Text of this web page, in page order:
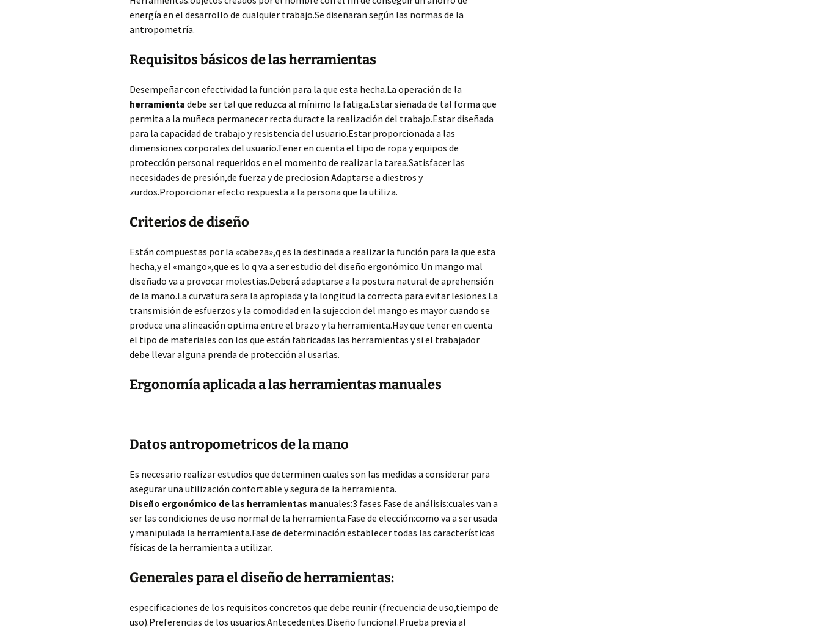
energía en el desarrollo de cualquier trabajo.Se diseñaran según las normas de la
antropometría.
Requisitos básicos de las herramientas
Desempeñar con efectividad la función para la que esta hecha.La operación de la
herramienta debe ser tal que reduzca al mínimo la fatiga.Estar sieñada de tal forma que
permita a la muñeca permanecer recta duracte la realización del trabajo.Estar diseñada
para la capacidad de trabajo y resistencia del usuario.Estar proporcionada a las
dimensiones corporales del usuario.Tener en cuenta el tipo de ropa y equipos de
protección personal requeridos en el momento de realizar la tarea.Satisfacer las
necesidades de presión,de fuerza y de preciosion.Adaptarse a diestros y
zurdos.Proporcionar efecto respuesta a la persona que la utiliza.
Criterios de diseño
Están compuestas por la «cabeza»,q es la destinada a realizar la función para la que esta
hecha,y el «mango»,que es lo q va a ser estudio del diseño ergonómico.Un mango mal
diseñado va a provocar molestias.Deberá adaptarse a la postura natural de aprehensión
de la mano.La curvatura sera la apropiada y la longitud la correcta para evitar lesiones.La
transmisión de esfuerzos y la comodidad en la sujeccion del mango es mayor cuando se
produce una alineación optima entre el brazo y la herramienta.Hay que tener en cuenta
el tipo de materiales con los que están fabricadas las herramientas y si el trabajador
debe llevar alguna prenda de protección al usarlas.
Ergonomía aplicada a las herramientas manuales
Datos antropometricos de la mano
Es necesario realizar estudios que determinen cuales son las medidas a considerar para
asegurar una utilización confortable y segura de la herramienta.
Diseño ergonómico de las herramientas manuales:3 fases.Fase de análisis:cuales van a
ser las condiciones de uso normal de la herramienta.Fase de elección:como va a ser usada
y manipulada la herramienta.Fase de determinación:establecer todas las características
físicas de la herramienta a utilizar.
Generales para el diseño de herramientas:
especificaciones de los requisitos concretos que debe reunir (frecuencia de uso,tiempo de
uso).Preferencias de los usuarios.Antecedentes.Diseño funcional.Prueba previa al